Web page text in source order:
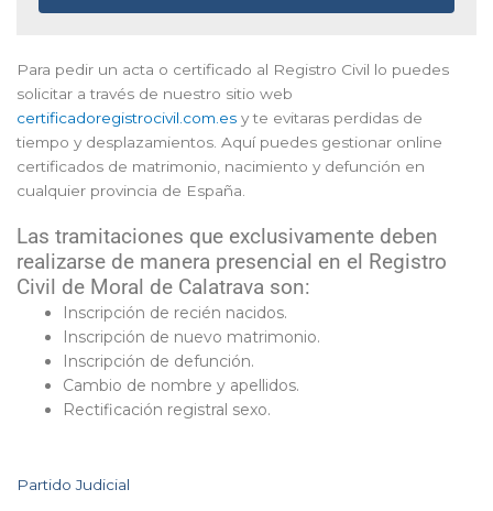
Para pedir un acta o certificado al Registro Civil lo puedes
solicitar a través de nuestro sitio web
certificadoregistrocivil.com.es y te evitaras perdidas de
tiempo y desplazamientos. Aquí puedes gestionar online
certificados de matrimonio, nacimiento y defunción en
cualquier provincia de España.
Las tramitaciones que exclusivamente deben
realizarse de manera presencial en el Registro
Civil de Moral de Calatrava son:
Inscripción de recién nacidos.
Inscripción de nuevo matrimonio.
Inscripción de defunción.
Cambio de nombre y apellidos.
Rectificación registral sexo.
Partido Judicial